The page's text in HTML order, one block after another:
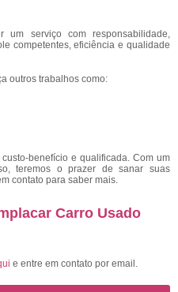
serviço com responsabilidade,
competentes, eficiência e qualidade
outros trabalhos como:
benefício e qualificada. Com um
teremos o prazer de sanar suas
contato para saber mais.
Carro Usado
e entre em contato por email.